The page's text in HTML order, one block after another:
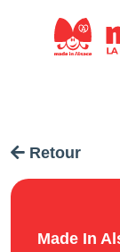
Retour
Made In